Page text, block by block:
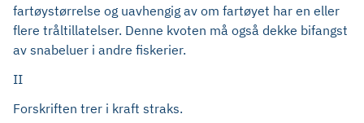
fartøystørrelse og uavhengig av om fartøyet har en eller
flere tråltillatelser. Denne kvoten må også dekke bifangst
av snabeluer i andre fiskerier.
II
Forskriften trer i kraft straks.